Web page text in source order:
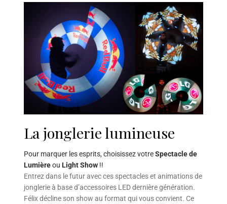
La jonglerie lumineuse
Pour marquer les esprits, choisissez votreSpectacle de
Lumièreou Light Show!!
Entrez dans le futur avec ces spectacles et animations de
jonglerie à base d’accessoires LED dernière génération.
Félix décline son show au format qui vous convient. Ce